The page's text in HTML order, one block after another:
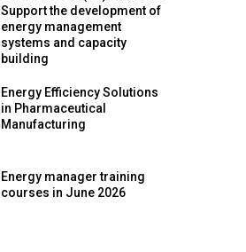
Support the development of
energy management
systems and capacity
building
Energy Efficiency Solutions
in Pharmaceutical
Manufacturing
Energy manager training
courses in June 2026